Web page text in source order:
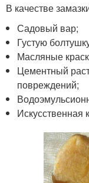
В качестве
Садовый вар;
Густую
Масляные
Цементный
повреждений;
Искусственная